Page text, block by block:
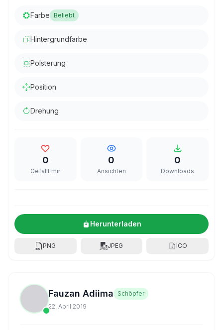
Farbe Beliebt
Hintergrundfarbe
Polsterung
Position
Drehung
0
Gefällt mir
0
Ansichten
0
Downloads
Herunterladen
PNG JPEG ICO
Fauzan Adiima
Schöpfer
22. April 2019